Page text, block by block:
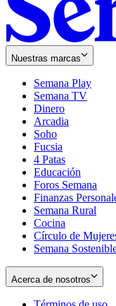
Nuestras marcas
Semana Play
Semana TV
Dinero
Arcadia
Soho
in
new
window
Fucsia
in
new
window
4 Patas
Educación
Foros Semana
Finanzas
Semana Rural
Cocina
Círculo de
Semana
Acerca de nosotros